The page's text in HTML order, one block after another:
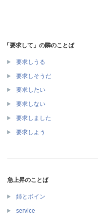
「要求して」の隣のことば
要求しうる
要求しそうだ
要求したい
要求しない
要求しました
要求しよう
急上昇のことば
姉とボイン
service